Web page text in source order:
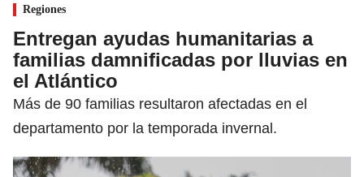
Regiones
Entregan ayudas humanitarias a
familias damnificadas por lluvias en
el Atlántico
Más de 90 familias resultaron afectadas en el
departamento por la temporada invernal.